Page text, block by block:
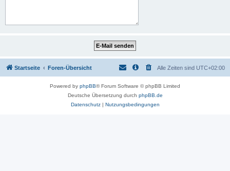
Startseite Foren-Übersicht Alle Zeiten sind UTC+02:00
Powered by phpBB® Forum Software © phpBB Limited
Deutsche Übersetzung durch phpBB.de
Datenschutz| Nutzungsbedingungen